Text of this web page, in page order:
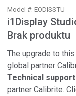
Model #: EODISSTU
i1Display
Brak produktu
The upgrade to
global partner
Technical support
partner Calibrite.